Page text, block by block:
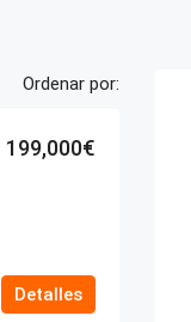
Ordenar por:
199,000€
Detalles